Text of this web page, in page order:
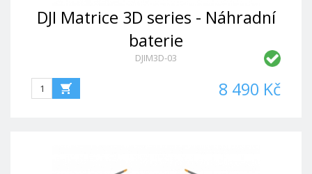
DJI Matrice 3D series - Náhradní
baterie
DJIM3D-03
8 490 Kč